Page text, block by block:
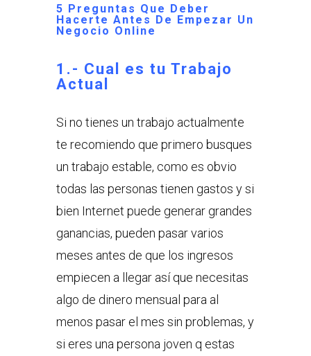
5 Preguntas Que Deber
Hacerte Antes De Empezar Un
Negocio Online
1.- Cual es tu Trabajo
Actual
Si no tienes un trabajo actualmente
te recomiendo que primero busques
un trabajo estable, como es obvio
todas las personas tienen gastos y si
bien Internet puede generar grandes
ganancias, pueden pasar varios
meses antes de que los ingresos
empiecen a llegar así que necesitas
algo de dinero mensual para al
menos pasar el mes sin problemas, y
si eres una persona joven q estas